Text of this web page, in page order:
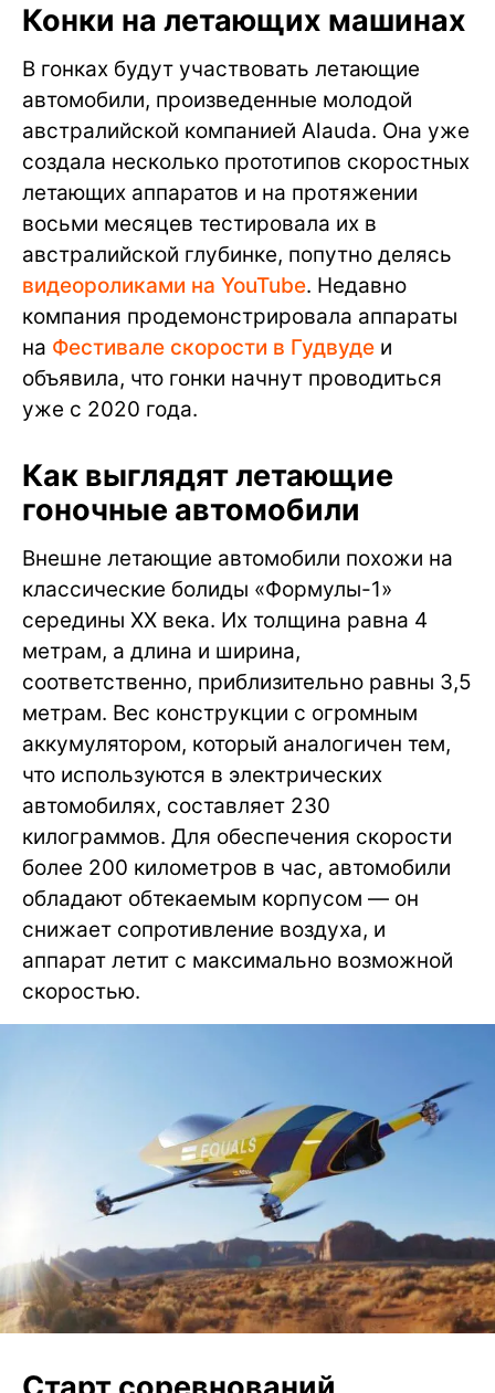
Конки на летающих машинах
В гонках будут участвовать летающие
автомобили, произведенные молодой
австралийской компанией Alauda. Она уже
создала несколько прототипов скоростных
летающих аппаратов и на протяжении
восьми месяцев тестировала их в
австралийской глубинке, попутно делясь
видеороликами на YouTube. Недавно
компания продемонстрировала аппараты
на Фестивале скорости в Гудвуде и
объявила, что гонки начнут проводиться
уже с 2020 года.
Как выглядят летающие
гоночные автомобили
Внешне летающие автомобили похожи на
классические болиды «Формулы-1»
середины XX века. Их толщина равна 4
метрам, а длина и ширина,
соответственно, приблизительно равны 3,5
метрам. Вес конструкции с огромным
аккумулятором, который аналогичен тем,
что используются в электрических
автомобилях, составляет 230
килограммов. Для обеспечения скорости
более 200 километров в час, автомобили
обладают обтекаемым корпусом — он
снижает сопротивление воздуха, и
аппарат летит с максимально возможной
скоростью.